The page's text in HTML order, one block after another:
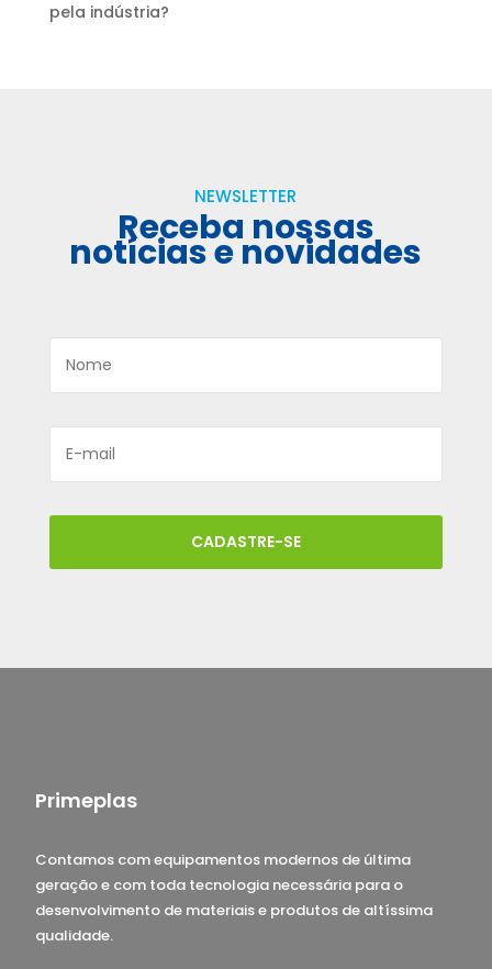
pela indústria?
NEWSLETTER
Receba nossas
notícias e novidades
CADASTRE-SE
Primeplas
Contamos com equipamentos modernos de última
geração e com toda tecnologia necessária para o
desenvolvimento de materiais e produtos de altíssima
qualidade.